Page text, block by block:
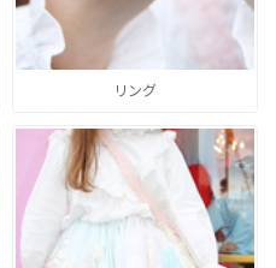
リング